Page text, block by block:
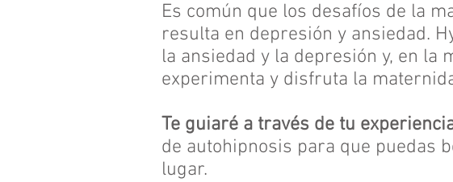
Es común que los desafíos de la
resulta en depresión y ansiedad.
la ansiedad y la depresión y, en la
experimenta y disfruta la
Te guiaré a través de tu
de autohipnosis para que puedas
lugar.